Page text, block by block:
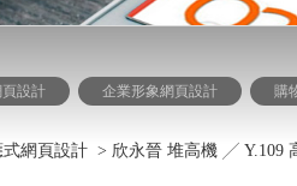
設計 企業形象網頁設計 購
式網頁設計 > 欣永晉 堆高機 ╱ Y.109